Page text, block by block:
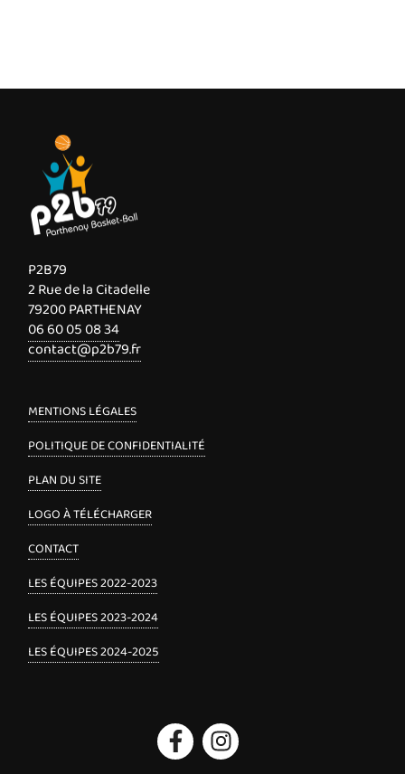
P2B79
2 Rue de la Citadelle
79200 PARTHENAY
06 60 05 08 34
contact@p2b79.fr
MENTIONS LÉGALES
POLITIQUE DE CONFIDENTIALITÉ
PLAN DU SITE
LOGO À TÉLÉCHARGER
CONTACT
LES ÉQUIPES 2022-2023
LES ÉQUIPES 2023-2024
LES ÉQUIPES 2024-2025
FacebookInstagram